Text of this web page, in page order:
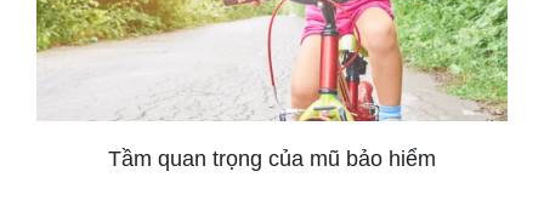
Tầm quan trọng của mũ bảo hiểm